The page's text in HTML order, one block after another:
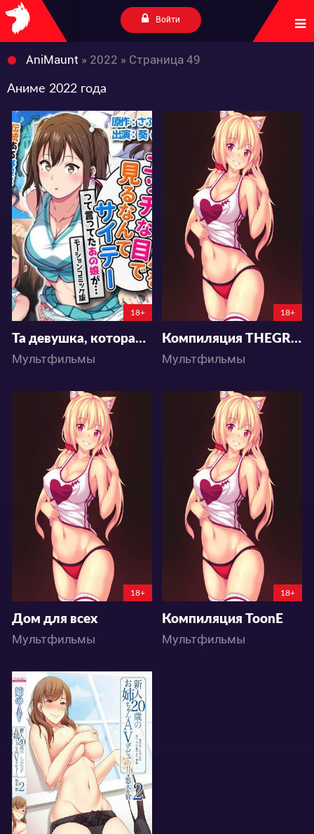
Войти
AniMaunt » 2022 » Страница 49
Аниме 2022 года
2350
0
18+
Та девушка, которая сказала, что это цветущая картина
Мультфильмы
2580
0
18+
Компиляция THEGRE8ANONAKI
Мультфильмы
3139
0
18+
Дом для всех
Мультфильмы
2055
0
18+
Компиляция ToonE
Мультфильмы
3831
0